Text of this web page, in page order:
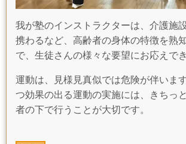
我が塾のインストラクターは、介護施
携わるなど、高齢者の身体の特徴を熟
で、生徒さんの様々な要望にお応えでき
運動は、見様見真似では危険が伴いま
つ効果の出る運動の実施には、きちっ
者の下で行うことが大切です。